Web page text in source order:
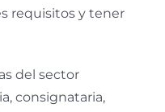
requisitos y tener
del sector
consignataria,